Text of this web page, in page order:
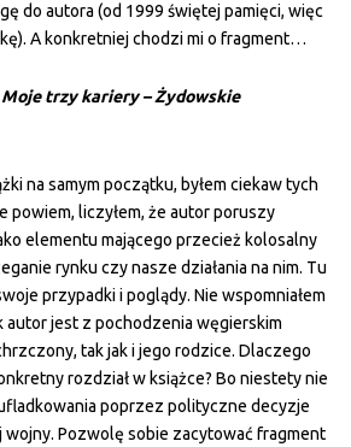
do autora (od 1999 świętej pamięci, więc
A konkretniej chodzi mi o fragment…
Moje trzy kariery – Żydowskie
na samym początku, byłem ciekaw tych
powiem, liczyłem, że autor poruszy
elementu mającego przecież kolosalny
rynku czy nasze działania na nim. Tu
przypadki i poglądy. Nie wspomniałem
autor jest z pochodzenia węgierskim
tak jak i jego rodzice. Dlaczego
rozdział w książce? Bo niestety nie
poprzez polityczne decyzje
wojny. Pozwolę sobie zacytować fragment